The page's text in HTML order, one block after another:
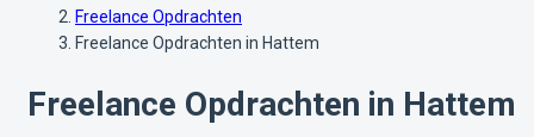
Freelance Opdrachten
Freelance Opdrachten in Hattem
Freelance Opdrachten in Hattem